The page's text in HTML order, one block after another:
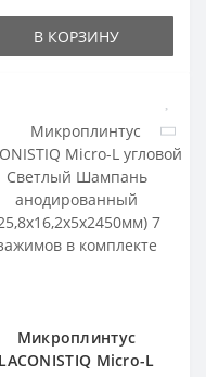
В КОРЗИНУ
Микроплинтус
LACONISTIQ Micro-L